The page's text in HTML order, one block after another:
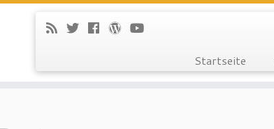
Startseite